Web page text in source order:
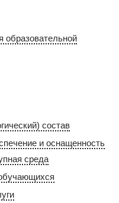
образовательной
состав
и оснащенность
среда